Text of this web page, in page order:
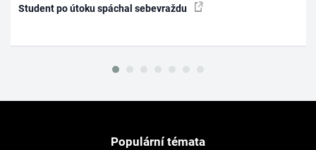
Student po útoku spáchal sebevraždu
Populární témata